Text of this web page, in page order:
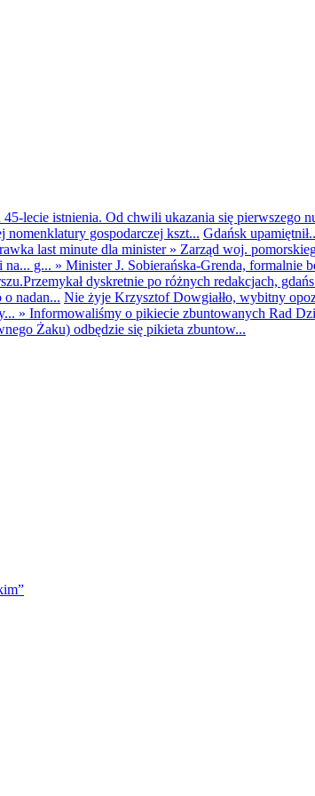
lecie istnienia. Od chwili ukazania się pierwszego
gospodarczej kszt... Gdańsk
last minute dla minister» Zarząd woj.
na... g... » Minister J. Sobierańska-Grenda, formalnie
dyskretnie po różnych redakcjach,
nadan... Nie żyje Krzysztof Dowgiałło, wybitny
» Informowaliśmy o pikiecie zbuntowanych Rad
Żaku) odbędzie się pikieta zbuntow...